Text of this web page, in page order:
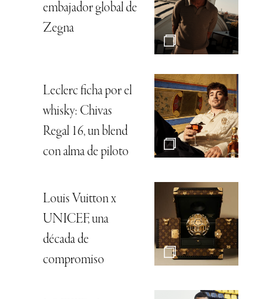
embajador global de
Zegna
Leclerc ficha por el
whisky: Chivas
Regal 16, un blend
con alma de piloto
Louis Vuitton x
UNICEF, una
década de
compromiso